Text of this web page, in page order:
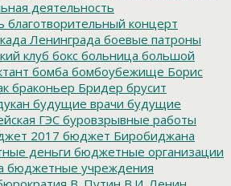
деятельность
благотворительный концерт
Ленинграда боевые патроны
клуб бокс больница большой
бомба бомбоубежище Борис
браконьер Бридер брусит
будущие врачи будущие
ГЭСбуровзрывные работы
2017 бюджет Биробиджана
деньги бюджетные организации
бюджетные учреждения